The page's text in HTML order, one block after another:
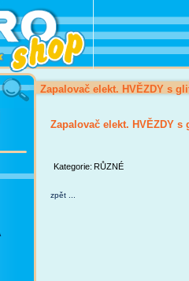
Zapalovač elekt. HVĚZDY s
Zapalovač elekt. HVĚZDY s
Kategorie: RŮZNÉ
zpět ...